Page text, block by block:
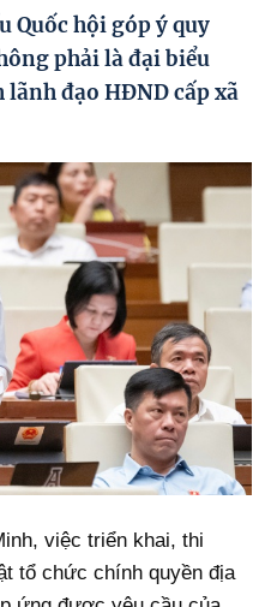
doanh nghiệp dân tộc
Quốc hội góp ý quy
phải là đại biểu
lãnh đạo HĐND cấp xã
việc triển khai, thi
tổ chức chính quyền địa